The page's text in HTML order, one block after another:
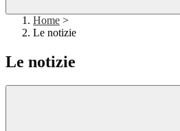
Home >
Le notizie
Le notizie